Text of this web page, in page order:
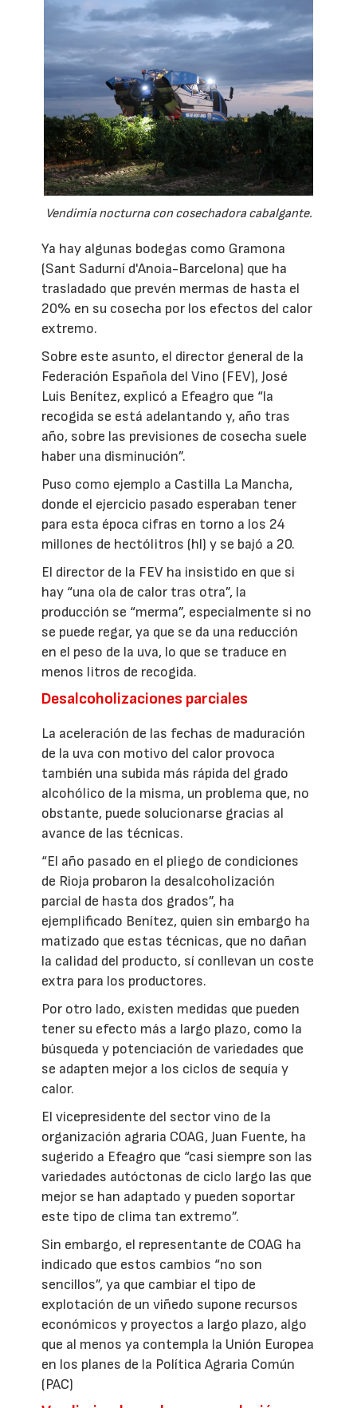
Vendimia nocturna con cosechadora cabalgante.
Ya hay algunas bodegas como Gramona
(Sant Sadurní d'Anoia-Barcelona) que ha
trasladado que prevén mermas de hasta el
20% en su cosecha por los efectos del calor
extremo.
Sobre este asunto, el director general de la
Federación Española del Vino (FEV), José
Luis Benítez, explicó a Efeagro que “la
recogida se está adelantando y, año tras
año, sobre las previsiones de cosecha suele
haber una disminución”.
Puso como ejemplo a Castilla La Mancha,
donde el ejercicio pasado esperaban tener
para esta época cifras en torno a los 24
millones de hectólitros (hl) y se bajó a 20.
El director de la FEV ha insistido en que si
hay “una ola de calor tras otra”, la
producción se “merma”, especialmente si no
se puede regar, ya que se da una reducción
en el peso de la uva, lo que se traduce en
menos litros de recogida.
Desalcoholizaciones parciales
La aceleración de las fechas de maduración
de la uva con motivo del calor provoca
también una subida más rápida del grado
alcohólico de la misma, un problema que, no
obstante, puede solucionarse gracias al
avance de las técnicas.
“El año pasado en el pliego de condiciones
de Rioja probaron la desalcoholización
parcial de hasta dos grados”, ha
ejemplificado Benítez, quien sin embargo ha
matizado que estas técnicas, que no dañan
la calidad del producto, sí conllevan un coste
extra para los productores.
Por otro lado, existen medidas que pueden
tener su efecto más a largo plazo, como la
búsqueda y potenciación de variedades que
se adapten mejor a los ciclos de sequía y
calor.
El vicepresidente del sector vino de la
organización agraria COAG, Juan Fuente, ha
sugerido a Efeagro que “casi siempre son las
variedades autóctonas de ciclo largo las que
mejor se han adaptado y pueden soportar
este tipo de clima tan extremo”.
Sin embargo, el representante de COAG ha
indicado que estos cambios “no son
sencillos”, ya que cambiar el tipo de
explotación de un viñedo supone recursos
económicos y proyectos a largo plazo, algo
que al menos ya contempla la Unión Europea
en los planes de la Política Agraria Común
(PAC)